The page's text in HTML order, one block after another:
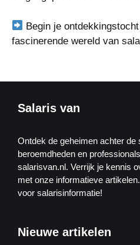
Begin je
fascinerende wereld van
Salaris van
Ontdek de geheimen achter de
beroemdheden en
salarisvan.nl. Verrijk je kennis
met onze informatieve
voor salarisinformatie!
Nieuwe artikelen